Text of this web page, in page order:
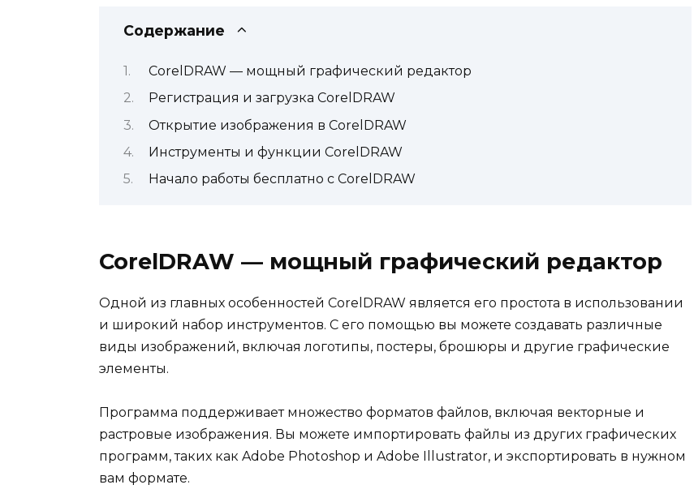
Содержание
CorelDRAW — мощный графический редактор
Регистрация и загрузка CorelDRAW
Открытие изображения в CorelDRAW
Инструменты и функции CorelDRAW
Начало работы бесплатно с CorelDRAW
CorelDRAW — мощный графический редактор
Одной из главных особенностей CorelDRAW является его простота в использовании
и широкий набор инструментов. С его помощью вы можете создавать различные
виды изображений, включая логотипы, постеры, брошюры и другие графические
элементы.
Программа поддерживает множество форматов файлов, включая векторные и
растровые изображения. Вы можете импортировать файлы из других графических
программ, таких как Adobe Photoshop и Adobe Illustrator, и экспортировать в нужном
вам формате.